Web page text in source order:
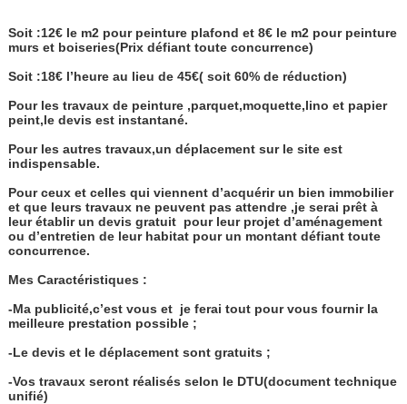
Soit :12€ le m2 pour peinture plafond et 8€ le m2 pour peinture
murs et boiseries(Prix défiant toute concurrence)
Soit :18€ l’heure au lieu de 45€( soit 60% de réduction)
Pour les travaux de peinture ,parquet,moquette,lino et papier
peint,le devis est instantané.
Pour les autres travaux,un déplacement sur le site est
indispensable.
Pour ceux et celles qui viennent d’acquérir un bien immobilier
et que leurs travaux ne peuvent pas attendre ,je serai prêt à
leur établir un devis gratuit pour leur projet d’aménagement
ou d’entretien de leur habitat pour un montant défiant toute
concurrence.
Mes Caractéristiques :
-Ma publicité,c’est vous et je ferai tout pour vous fournir la
meilleure prestation possible ;
-Le devis et le déplacement sont gratuits ;
-Vos travaux seront réalisés selon le DTU(document technique
unifié)